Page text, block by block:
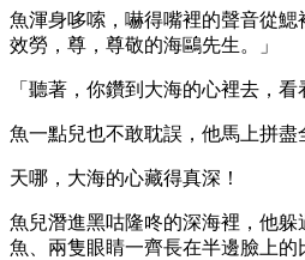
魚渾身哆嗦，嚇得嘴裡的聲音從
效勞，尊，尊敬的海鷗先生。」
「聽著，你鑽到大海的心裡去，看
魚一點兒也不敢耽誤，他馬上拼盡
天哪，大海的心藏得真深！
魚兒潛進黑咕隆咚的深海裡，他
魚、兩隻眼睛一齊長在半邊臉上